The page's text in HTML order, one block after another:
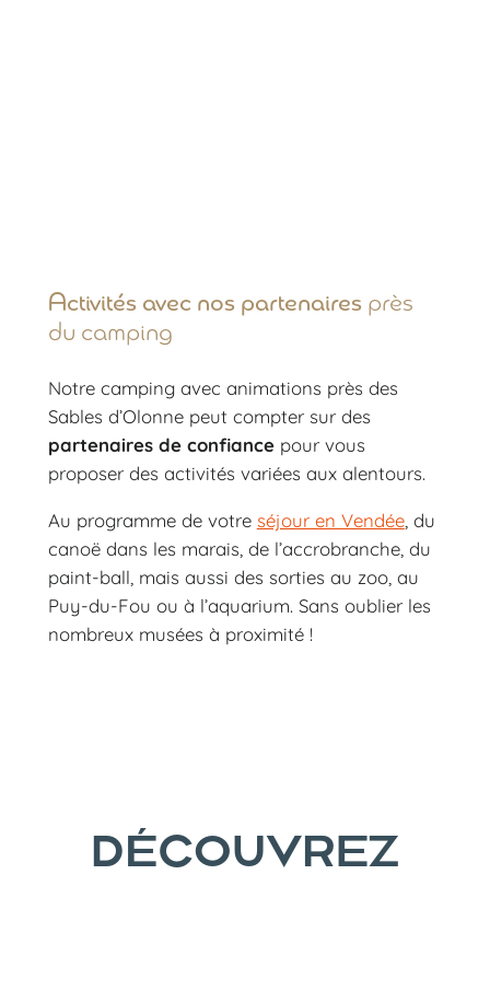
Activités avec nos partenaires près
du camping
Notre camping avec animations près des
Sables d’Olonne peut compter sur des
partenaires de confiance pour vous
proposer des activités variées aux alentours.
Au programme de votre séjour en Vendée, du
canoë dans les marais, de l’accrobranche, du
paint-ball, mais aussi des sorties au zoo, au
Puy-du-Fou ou à l’aquarium. Sans oublier les
nombreux musées à proximité !
DÉCOUVREZ